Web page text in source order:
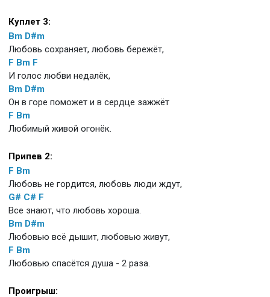
Куплет 3:
Bm D#m
Любовь сохраняет, любовь бережёт,
F Bm F
И голос любви недалёк,
Bm D#m
Он в горе поможет и в сердце зажжёт
F Bm
Любимый живой огонёк.
Припев 2:
F Bm
Любовь не гордится, любовь люди ждут,
G# C# F
Все знают, что любовь хороша.
Bm D#m
Любовью всё дышит, любовью живут,
F Bm
Любовью спасётся душа - 2 раза.
Проигрыш: